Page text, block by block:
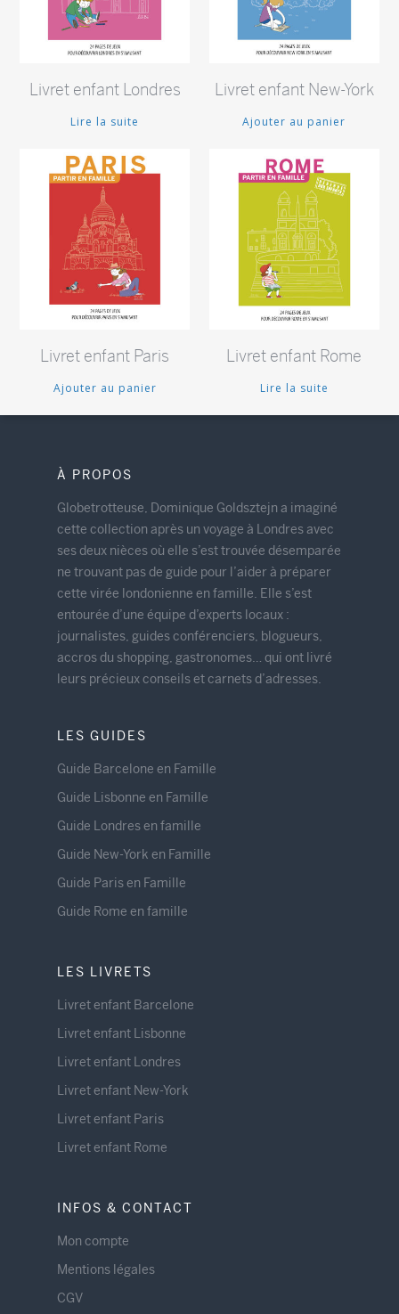
Livret enfant Londres
Lire la suite
Livret enfant New-York
Ajouter au panier
€
Livret enfant Paris
Ajouter au panier
€
Livret enfant Rome
Lire la suite
À PROPOS
Globetrotteuse, Dominique Goldsztejn a imaginé
cette collection après un voyage à Londres avec
ses deux nièces où elle s’est trouvée désemparée
ne trouvant pas de guide pour l’aider à préparer
cette virée londonienne en famille. Elle s’est
entourée d’une équipe d’experts locaux :
journalistes, guides conférenciers, blogueurs,
accros du shopping, gastronomes… qui ont livré
leurs précieux conseils et carnets d’adresses.
LES GUIDES
Guide Barcelone en Famille
Guide Lisbonne en Famille
Guide Londres en famille
Guide New-York en Famille
Guide Paris en Famille
Guide Rome en famille
LES LIVRETS
Livret enfant Barcelone
Livret enfant Lisbonne
Livret enfant Londres
Livret enfant New-York
Livret enfant Paris
Livret enfant Rome
INFOS & CONTACT
Mon compte
Mentions légales
CGV